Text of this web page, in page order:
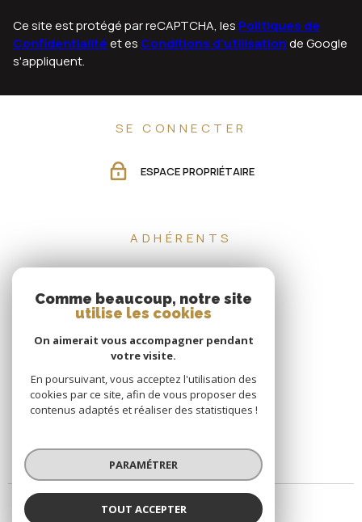
Ce site est protégé par reCAPTCHA, les Politiques de
Confidentialitéet es Conditions d'utilisationde Google
s'appliquent.
SE CONNECTER
ESPACE PROPRIÉTAIRE
ADHÉRENTS
Comme beaucoup, notre site
utilise les cookies
On aimerait vous accompagner pendant
votre visite.
En poursuivant, vous acceptez l'utilisation des
cookies par ce site, afin de vous proposer des
contenus adaptés et réaliser des statistiques !
PARAMÉTRER
TOUT ACCEPTER